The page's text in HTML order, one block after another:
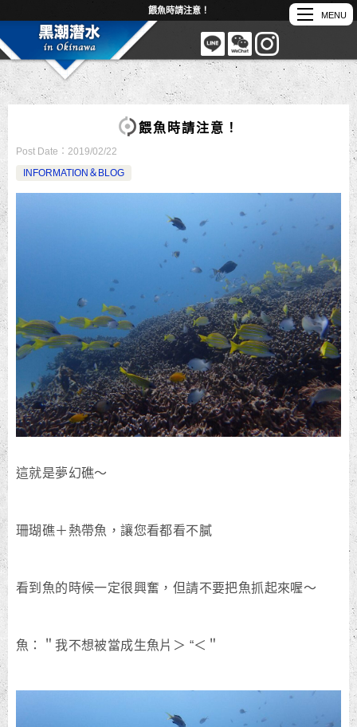
餵魚時請注意！
餵魚時請注意！
Post Date： 2019/02/22
INFORMATION＆BLOG
這就是夢幻礁～
珊瑚礁＋熱帶魚，讓您看都看不膩
看到魚的時候一定很興奮，但請不要把魚抓起來喔～
魚：＂我不想被當成生魚片＞ “＜＂